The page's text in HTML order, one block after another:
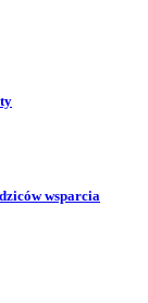
wsparcia